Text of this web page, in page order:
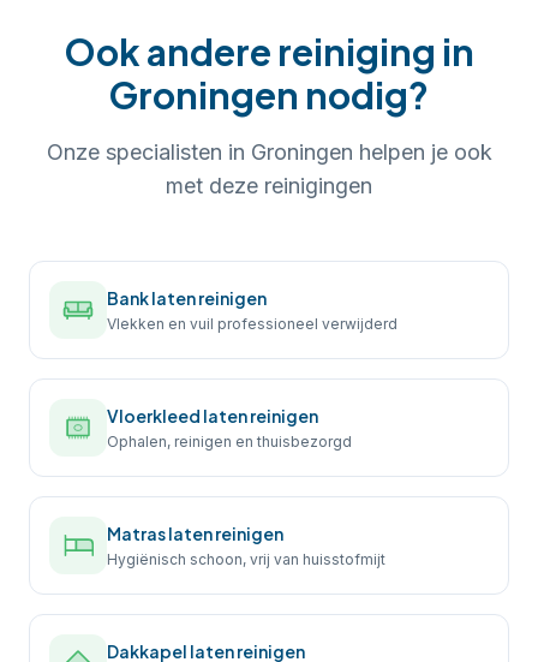
Ook andere reiniging in
Groningen nodig?
Onze specialisten in Groningen helpen je ook
met deze reinigingen
Bank laten reinigen
Vlekken en vuil professioneel verwijderd
Vloerkleed laten reinigen
Ophalen, reinigen en thuisbezorgd
Matras laten reinigen
Hygiënisch schoon, vrij van huisstofmijt
Dakkapel laten reinigen